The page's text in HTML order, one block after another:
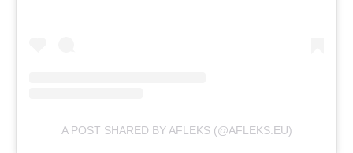
A POST SHARED BY AFLEKS (@AFLEKS.EU)